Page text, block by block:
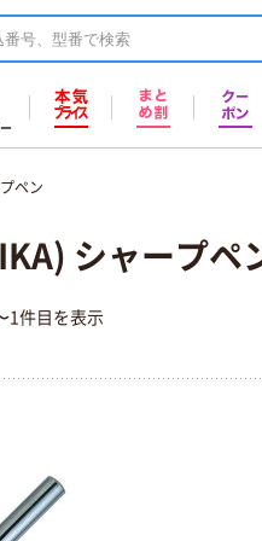
ペン
シャープペ
1件目を表示